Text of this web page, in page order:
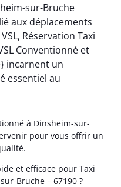
sur-Bruche
aux déplacements
Réservation Taxi
Conventionné et
incarnent un
essentiel au
à Dinsheim-sur-
pour vous offrir un
et efficace pour Taxi
Bruche – 67190 ?